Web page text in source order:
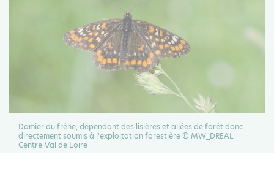
Damier du frêne, dépendant des lisières et allées de forêt donc
directement soumis à l'exploitation forestière © MW_DREAL
Centre-Val de Loire